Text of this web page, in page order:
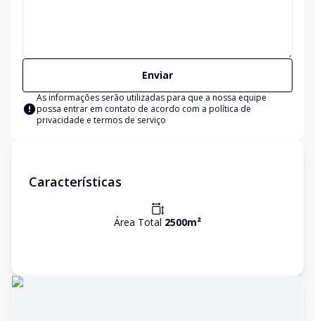
Enviar
As informações serão utilizadas para que a nossa equipe
possa entrar em contato de acordo com a política de
privacidade e termos de serviço
Características
Área Total 2500m²